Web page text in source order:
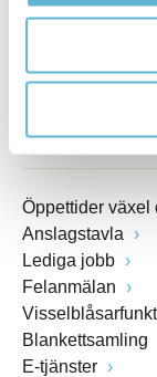
Växel: 0456-82
Org.nr: 212000-
Öppettider växel
Anslagstavla
Lediga jobb
Felanmälan
Blankettsamling
E-tjänster